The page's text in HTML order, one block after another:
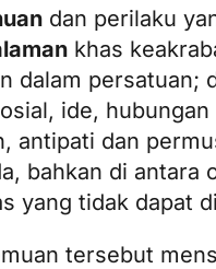
dan perilaku
khas
dalam persatuan;
ide,
antipati dan
bahkan di
yang tidak dapat
tersebut